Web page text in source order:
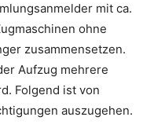
mit ca.
ohne
zusammensetzen.
Aufzug mehrere
Folgend ist von
auszugehen.